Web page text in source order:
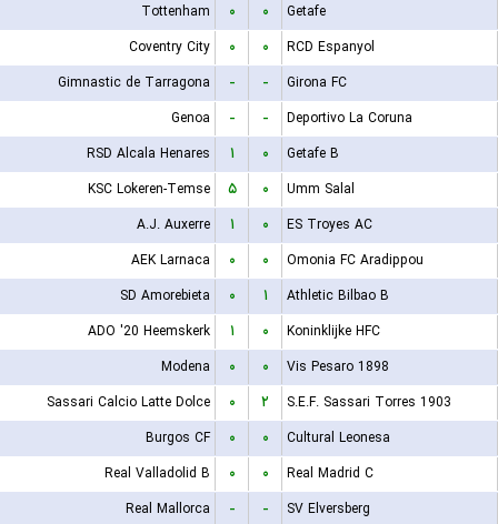
Tottenham
۰ ۰
Getafe
Coventry City
۰ ۰
RCD Espanyol
Gimnastic de Tarragona
- -
Girona FC
Genoa
- -
Deportivo La Coruna
RSD Alcala Henares
۱ ۰
Getafe B
KSC Lokeren-Temse
۵ ۰
Umm Salal
A.J. Auxerre
۱ ۰
ES Troyes AC
AEK Larnaca
۰ ۰
Omonia FC Aradippou
SD Amorebieta
۰ ۱
Athletic Bilbao B
ADO '20 Heemskerk
۱ ۰
Koninklijke HFC
Modena
۰ ۰
Vis Pesaro 1898
Sassari Calcio Latte Dolce
۰ ۲
S.E.F. Sassari Torres 1903
Burgos CF
۰ ۰
Cultural Leonesa
Real Valladolid B
۰ ۰
Real Madrid C
Real Mallorca
- -
SV Elversberg